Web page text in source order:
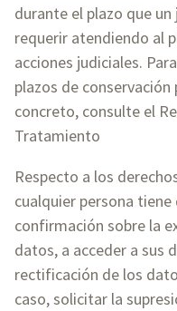
durante el plazo que
requerir atendiendo al
acciones judiciales.
plazos de
concreto, consulte el
Tratamiento
Respecto a los
cualquier persona
confirmación sobre la
datos, a acceder a sus
rectificación de los
caso, solicitar la